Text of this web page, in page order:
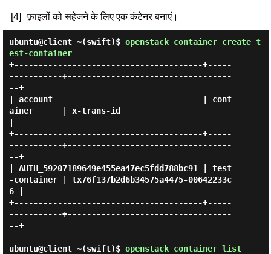
[4] फ़ाइलों को सहेजने के लिए एक कंटेनर बनाएं।
ubuntu@client ~(swift)$ openstack container create t
est-container
+---------------------------------------+-----
-----------+----------------------------------
--+
| account                               | cont
ainer      | x-trans-id
+---------------------------------------+-----
-----------+----------------------------------
--+
| AUTH_59207189649e455ea47ec5fdd788bc91 | test
-container | tx76f137b2d6b34575a4475-00642233c
6 |
+---------------------------------------+-----
-----------+----------------------------------
--+
ubuntu@client ~(swift)$ openstack container list